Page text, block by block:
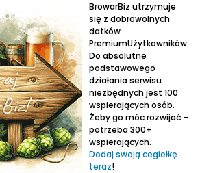
BrowarBiz utrzymuje
się z dobrowolnych
datków
PremiumUżytkowników.
Do absolutne
podstawowego
działania serwisu
niezbędnych jest 100
wspierających osób.
Żeby go móc rozwijać -
potrzeba 300+
wspierających.
Dodaj swoją cegiełkę
teraz!